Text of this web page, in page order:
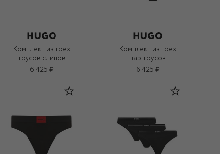
Комплект из трех
трусов слипов
6 425 ₽
Комплект из трех
пар трусов
6 425 ₽